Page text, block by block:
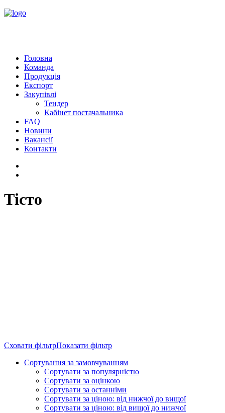
Головна
Команда
Продукція
Експорт
Закупівлі
Тендер
Кабінет постачальника
FAQ
Новини
Вакансії
Контакти
Тісто
Сховати фільтрПоказати фільтр
Сортування за замовчуванням
Сортувати за популярністю
Сортувати за оцінкою
Сортувати за останніми
Сортувати за ціною: від нижчої до вищої
Сортувати за ціною: від вищої до нижчої